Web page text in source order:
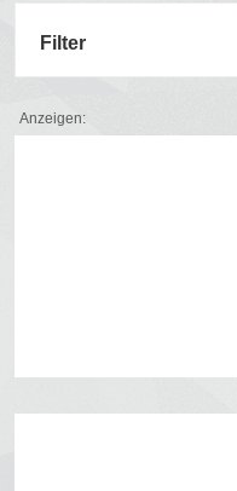
Filter
Anzeigen: